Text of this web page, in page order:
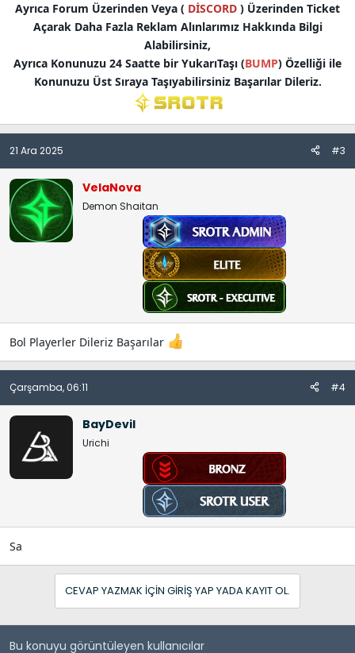
Ayrıca Forum Üzerinden Veya ( DİSCORD ) Üzerinden Ticket
Açarak Daha Fazla Reklam Alınlarımız Hakkında Bilgi
Alabilirsiniz,
Ayrıca Konunuzu 24 Saatte bir YukarıTaşı (BUMP) Özelliği ile
Konunuzu Üst Sıraya Taşıyabilirsiniz Başarılar Dileriz.
21 Ara 2025 #3
VelaNova
Demon Shaitan
Bol Playerler Dileriz Başarılar
Çarşamba, 06:11 #4
BayDevil
Urichi
Sa
CEVAP YAZMAK IÇIN GIRIŞ YAP YADA KAYIT OL.
Bu konuyu görüntüleyen kullanıcılar